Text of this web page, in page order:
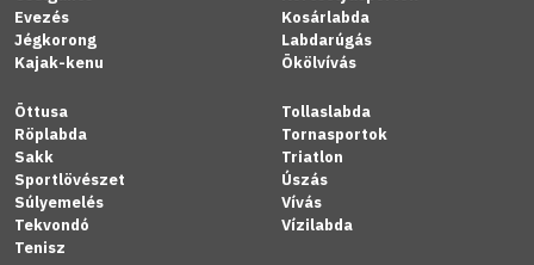
Evezés
Jégkorong
Kajak-kenu
Kosárlabda
Labdarúgás
Ökölvívás
Öttusa
Röplabda
Sakk
Sportlövészet
Súlyemelés
Tekvondó
Tenisz
Tollaslabda
Tornasportok
Triatlon
Úszás
Vívás
Vízilabda